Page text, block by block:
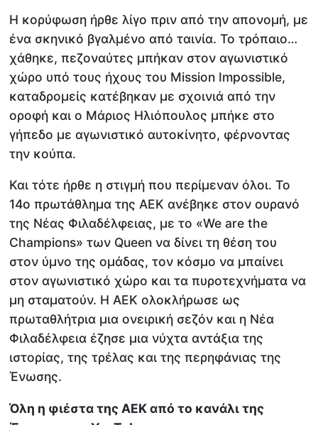
Η κορύφωση ήρθε λίγο πριν από την απονομή, με
ένα σκηνικό βγαλμένο από ταινία. Το τρόπαιο…
χάθηκε, πεζοναύτες μπήκαν στον αγωνιστικό
χώρο υπό τους ήχους του Mission Impossible,
καταδρομείς κατέβηκαν με σχοινιά από την
οροφή και ο Μάριος Ηλιόπουλος μπήκε στο
γήπεδο με αγωνιστικό αυτοκίνητο, φέρνοντας
την κούπα.
Και τότε ήρθε η στιγμή που περίμεναν όλοι. Το
14ο πρωτάθλημα της ΑΕΚ ανέβηκε στον ουρανό
της Νέας Φιλαδέλφειας, με το «We are the
Champions» των Queen να δίνει τη θέση του
στον ύμνο της ομάδας, τον κόσμο να μπαίνει
στον αγωνιστικό χώρο και τα πυροτεχνήματα να
μη σταματούν. Η ΑΕΚ ολοκλήρωσε ως
πρωταθλήτρια μια ονειρική σεζόν και η Νέα
Φιλαδέλφεια έζησε μια νύχτα αντάξια της
ιστορίας, της τρέλας και της περηφάνιας της
Ένωσης.
Όλη η φιέστα της ΑΕΚ από το κανάλι της